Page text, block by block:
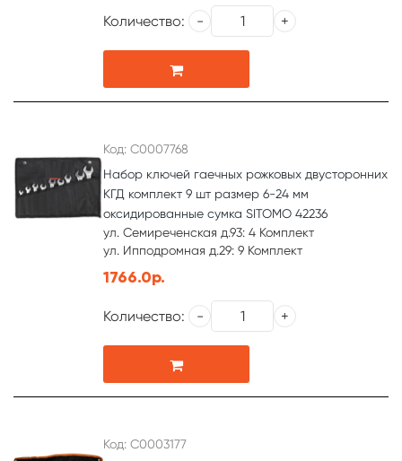
Количество:
Код: С0007768
Набор ключей гаечных рожковых двусторонних
КГД комплект 9 шт размер 6-24 мм
оксидированные сумка SITOMO 42236
ул. Семиреченская д.93: 4 Комплект
ул. Ипподромная д.29: 9 Комплект
1766.0р.
Количество:
Код: С0003177